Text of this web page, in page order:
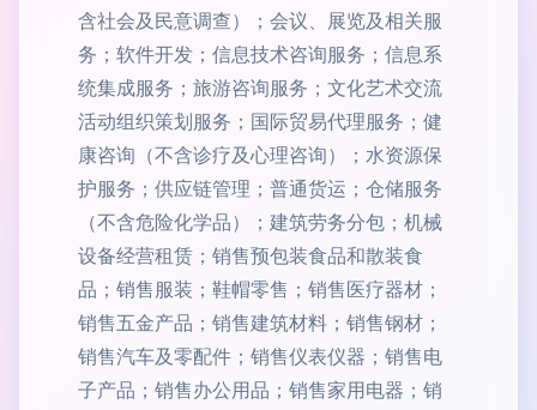
含社会及民意调查）；会议、展览及相关服
务；软件开发；信息技术咨询服务；信息系
统集成服务；旅游咨询服务；文化艺术交流
活动组织策划服务；国际贸易代理服务；健
康咨询（不含诊疗及心理咨询）；水资源保
护服务；供应链管理；普通货运；仓储服务
（不含危险化学品）；建筑劳务分包；机械
设备经营租赁；销售预包装食品和散装食
品；销售服装；鞋帽零售；销售医疗器材；
销售五金产品；销售建筑材料；销售钢材；
销售汽车及零配件；销售仪表仪器；销售电
子产品；销售办公用品；销售家用电器；销